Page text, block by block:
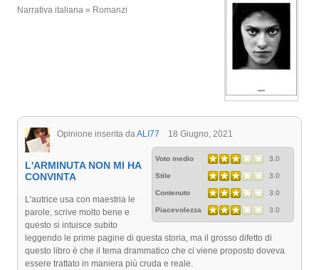
Narrativa italiana » Romanzi
Opinione inserita da ALI77 18 Giugno, 2021
Voto medio 3.0
Stile 3.0
Contenuto 3.0
Piacevolezza 3.0
L'ARMINUTA NON MI HA
CONVINTA
L'autrice usa con maestria le
parole, scrive molto bene e
questo si intuisce subito
leggendo le prime pagine di questa storia, ma il grosso difetto di
questo libro è che il tema drammatico che ci viene proposto doveva
essere trattato in maniera più cruda e reale.